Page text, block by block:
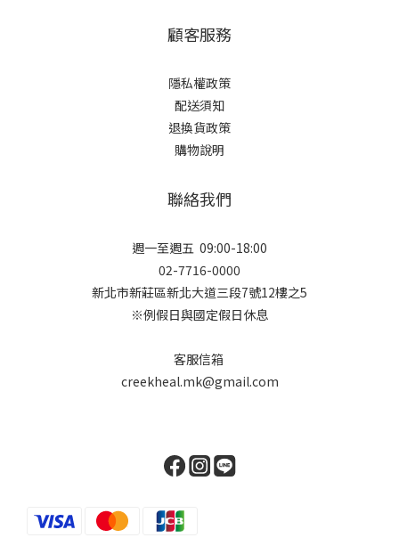
顧客服務
隱私權政策
配送須知
退換貨政策
購物說明
聯絡我們
週一至週五 09:00-18:00
02-7716-0000
新北市新莊區新北大道三段7號12樓之5
※例假日與國定假日休息
客服信箱
creekheal.mk@gmail.com